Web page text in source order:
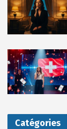
Catégories